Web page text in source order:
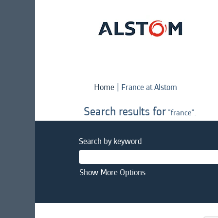
Home | France at Alstom
Search results for "france".
Search by keyword
Show More Options